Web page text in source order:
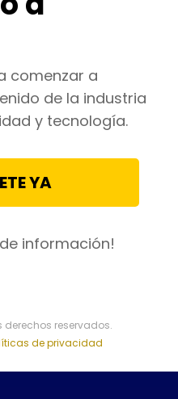
comenzar a
de la industria
y tecnología.
YA
información!
derechos reservados.
de privacidad